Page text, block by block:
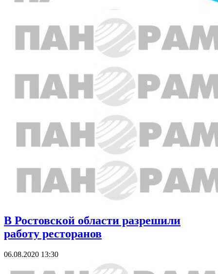
В Ростовской области разрешили
работу ресторанов
06.08.2020 13:30